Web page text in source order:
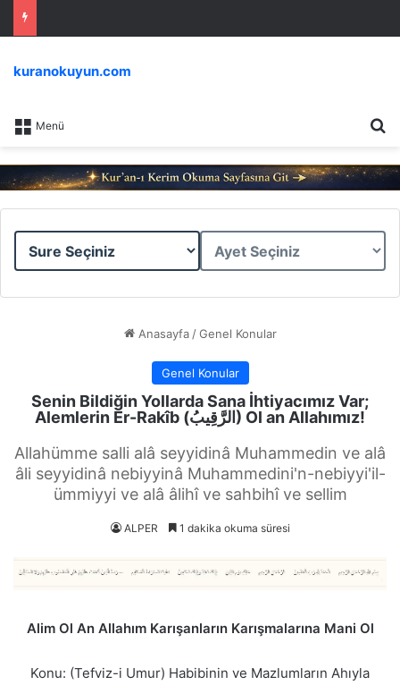
Menü
kuranokuyun.com
Sure
Ayet
Anasayfa / Genel Konular
Genel Konular
Senin Bildiğin Yollarda Sana İhtiyacımız Var;
Alemlerin Er-Rakîb (الرَّقِيبُ) Ol an Allahımız!
Allahümme salli alâ seyyidinâ Muhammedin ve alâ
âli seyyidinâ nebiyyinâ Muhammedini'n-nebiyyi'il-
ümmiyyi ve alâ âlihî ve sahbihî ve sellim
ALPER 1 dakika okuma süresi
Alim Ol An Allahım Karışanların Karışmalarına Mani Ol
Konu: (Tefviz-i Umur) Habibinin ve Mazlumların Ahıyla